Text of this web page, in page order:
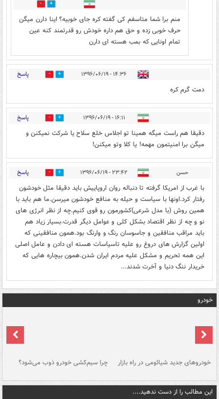
8
منم برا شما متاسفم کی گفته کره جای خوبیه؟ اینا دارن میگن
حرف خوبی زده و حق هم داره خودش رو قدرتمند کنه عین
تمام اونایی که بمب هسته ای دارن
۱۴:۳۶ - ۱۳۹۶/۰۶/۱۹ 14 پاسخ
دمت گرم کره
۱۶:۱۱ - ۱۳۹۶/۰۶/۱۹ 11 پاسخ
دقیقا هم راست میگه همینا تو اجلاس خلع سلاح یا شرکت نمیکنن و
میگن برا امنیتمون مهمه! یا کلا وتو میکنن!
حسن ۲۳:۴۲ - ۱۳۹۶/۰۶/۱۹ 2 پاسخ
با غرب از امریکا گرفته تا دنباله روان اروپاییش باید دقیقا مثل خودشون
رفتار کرد.اونها با سیاست و حیله به منافع خودشون میرسن.ما هم باید با
همین روش (با مدل شرعی)کشورمون رو قوی کنیم.چه از نظر انرژی های
نو و چه از نظر اقتصاد بشکل کلی و عوامل دیگر قدرت.بسیار زیاد هم
باید مراقب منافقین و جاسوسان رنگ و وارنگ بود.همون منافقینی که
اولین گزارش های دروغ رو علیه تاسیاسات هسته ای دادن و عامل اصلی
این همه تحریم و مشکل علیه مردم ایران شدن.همون بیچاره هایی که
خریدار ننگ دنیا و آخرت شدند...
خودرو
خودروهای جدید شیائومی در راه بازار چرا سیم‌کشی خودرو ذوب می‌شود؟
این مطالب را از دست ندهید....